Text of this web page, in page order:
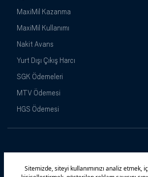
MaxiMil Kazanma
MaxiMil Kullanımı
Nakit Avans
Yurt Dışı Çıkış Harcı
SGK Ödemeleri
MTV Ödemesi
HGS Ödemesi
Maximiles Kampanyalar